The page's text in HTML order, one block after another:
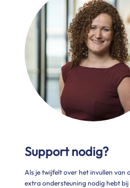
Support nodig?
Als je twijfelt over het invullen van
extra ondersteuning nodig hebt